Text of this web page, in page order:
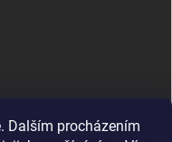
Dalším procházením